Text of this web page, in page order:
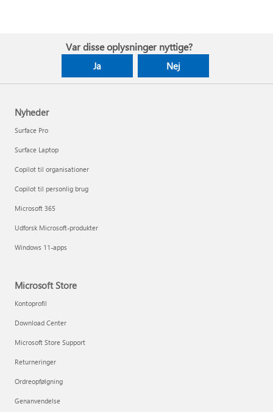
Var disse oplysninger nyttige?
Ja Nej
Nyheder
Surface Pro
Surface Laptop
Copilot til organisationer
Copilot til personlig brug
Microsoft 365
Udforsk Microsoft-produkter
Windows 11-apps
Microsoft Store
Kontoprofil
Download Center
Microsoft Store Support
Returneringer
Ordreopfølgning
Genanvendelse